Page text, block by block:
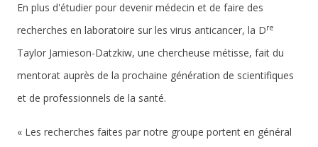
En plus d'étudier pour devenir médecin et de faire des
recherches en laboratoire sur les virus anticancer, la Dre
Taylor Jamieson-Datzkiw, une chercheuse métisse, fait du
mentorat auprès de la prochaine génération de scientifiques
et de professionnels de la santé.
« Les recherches faites par notre groupe portent en général